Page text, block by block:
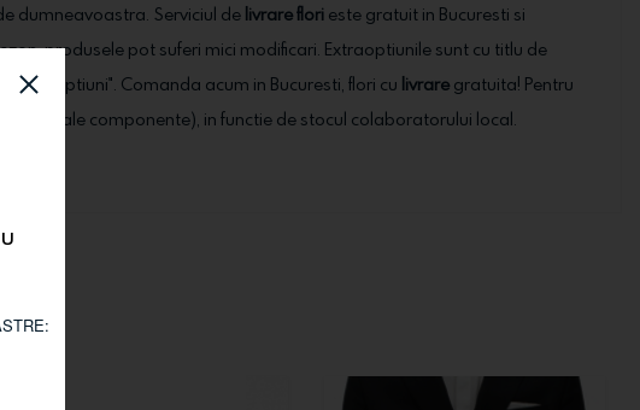
dumneavoastra. Serviciul de livrare flori este gratuit in Bucuresti si
produsele pot suferi mici modificari. Extraoptiunile sunt cu titlu de
Comanda acum in Bucuresti, flori cu livrare gratuita! Pentru
componente), in functie de stocul colaboratorului local.